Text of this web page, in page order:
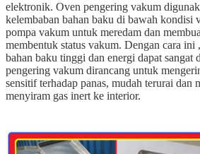
elektronik. Oven pengering vakum
kelembaban bahan baku di bawah kondisi
pompa vakum untuk meredam dan
membentuk status vakum. Dengan cara ini
bahan baku tinggi dan energi dapat sangat
pengering vakum dirancang untuk
sensitif terhadap panas, mudah terurai dan
menyiram gas inert ke interior.